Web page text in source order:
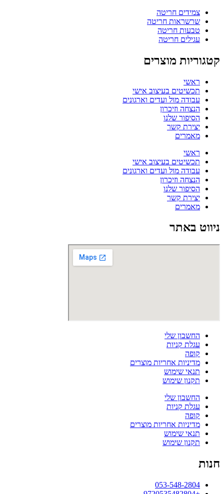
צמידים חריטה
שרשראות חריטה
טבעות חריטה
עגילים חריטה
קטגוריות מוצרים
ראשי
תכשיטים בעיצוב אישי
עבודה מול ועדים וארגונים
הנצחה וזיכרון
הסיפור שלנו
יצירת קשר
מאמרים
ראשי
תכשיטים בעיצוב אישי
עבודה מול ועדים וארגונים
הנצחה וזיכרון
הסיפור שלנו
יצירת קשר
מאמרים
ניווט באתר
החשבון שלי
עגלת קניות
קופה
מדיניות אחריות מוצרים
תנאי שימוש
תקנון שימוש
החשבון שלי
עגלת קניות
קופה
מדיניות אחריות מוצרים
תנאי שימוש
תקנון שימוש
חנות
053-548-2804